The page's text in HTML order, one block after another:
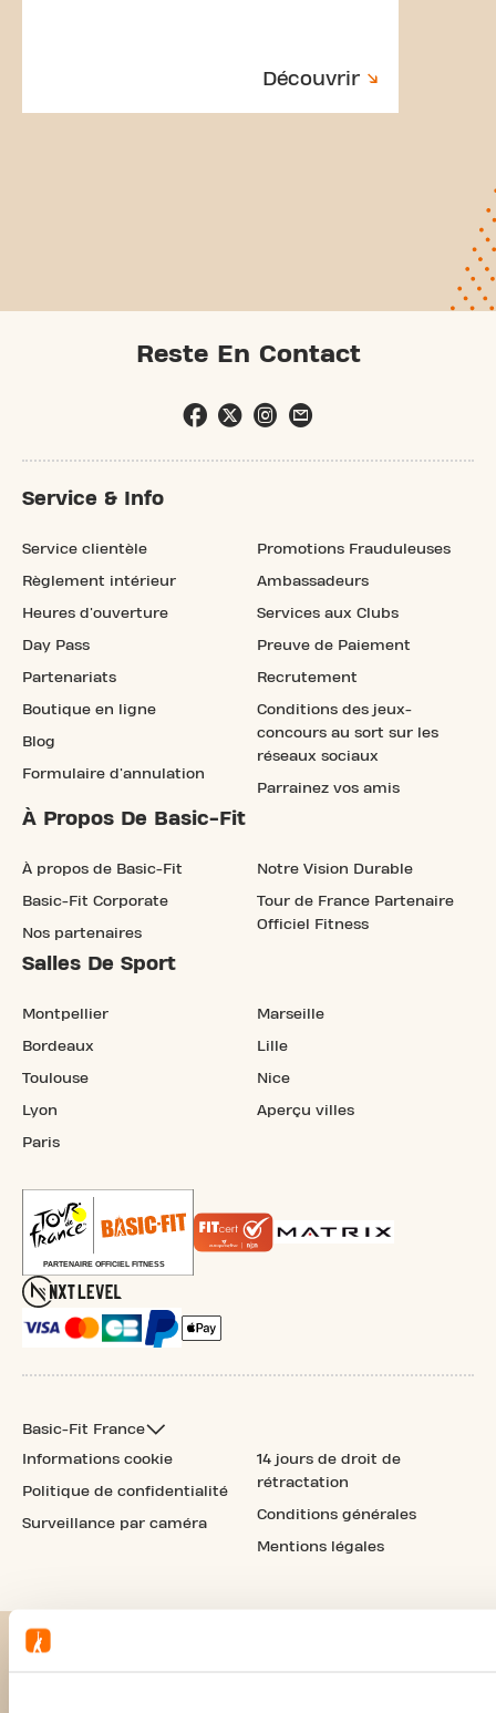
Découvrir
Reste En Contact
Service & Info
Service clientèle
Règlement intérieur
Heures d'ouverture
Day Pass
Partenariats
Boutique en ligne
Blog
Formulaire d'annulation
Promotions Frauduleuses
Ambassadeurs
Services aux Clubs
Preuve de Paiement
Recrutement
Conditions des jeux-
concours au sort sur les
réseaux sociaux
Parrainez vos amis
À Propos De Basic-Fit
À propos de Basic-Fit
Basic-Fit Corporate
Nos partenaires
Notre Vision Durable
Tour de France Partenaire
Officiel Fitness
Salles De Sport
Montpellier
Bordeaux
Toulouse
Lyon
Paris
Marseille
Lille
Nice
Aperçu villes
Basic-Fit France
Informations cookie
Politique de confidentialité
Surveillance par caméra
14 jours de droit de
rétractation
Conditions générales
Mentions légales